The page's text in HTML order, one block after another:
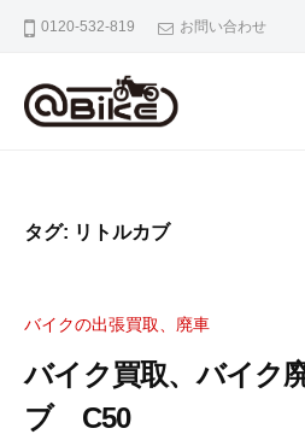
0120-532-819 お問い合わせ
の
張
取
専
都
市
の
バ
タグ: リトルカブ
バイクの出張買取、廃車
バイク買取、バイク
ブ C50
イ
の
出
専
ア
ト
バ
イ